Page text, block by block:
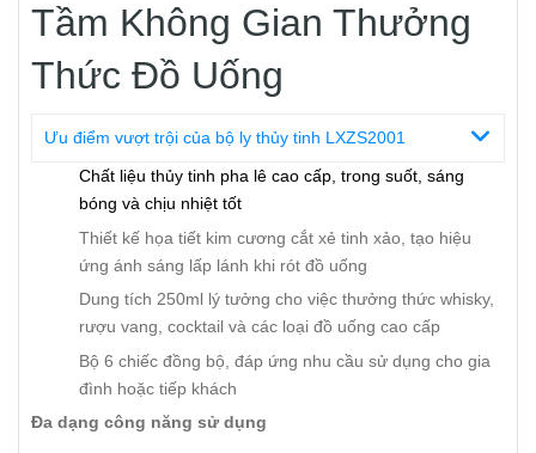
Tầm Không Gian Thưởng
Thức Đồ Uống
Ưu điểm vượt trội của bộ ly thủy tinh LXZS2001
Chất liệu thủy tinh pha lê cao cấp, trong suốt, sáng
bóng và chịu nhiệt tốt
Thiết kế họa tiết kim cương cắt xẻ tinh xảo, tạo hiệu
ứng ánh sáng lấp lánh khi rót đồ uống
Dung tích 250ml lý tưởng cho việc thưởng thức whisky,
rượu vang, cocktail và các loại đồ uống cao cấp
Bộ 6 chiếc đồng bộ, đáp ứng nhu cầu sử dụng cho gia
đình hoặc tiếp khách
Đa dạng công năng sử dụng